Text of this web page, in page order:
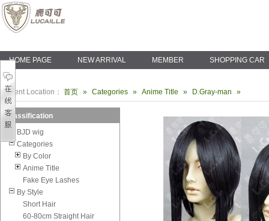
HOME PAGE NEW ARRIVAL MEMBER SHOPPING CAR
Current Location： 首页 » Categories » Anime Title » D.Gray-man »
Classification
BJD wig
Categories
By Color
Anime Title
Fake Eye Lashes
By Style
Short Hair
60-80cm Straight Hair